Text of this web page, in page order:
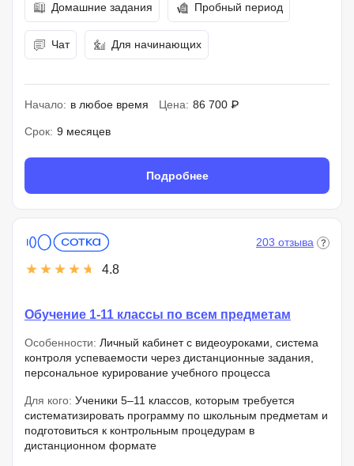
Домашние задания Пробный период
Чат Для начинающих
Начало: в любое время Цена: 86 700 ₽
Срок: 9 месяцев
Подробнее
4.8
203 отзыва
Обучение 1-11 классы по всем предметам
Особенности: Личный кабинет с видеоуроками, система
контроля успеваемости через дистанционные задания,
персональное курирование учебного процесса
Для кого: Ученики 5–11 классов, которым требуется
систематизировать программу по школьным предметам и
подготовиться к контрольным процедурам в
дистанционном формате